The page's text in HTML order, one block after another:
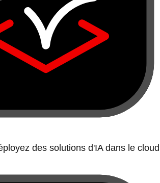
des solutions d'IA dans le cloud